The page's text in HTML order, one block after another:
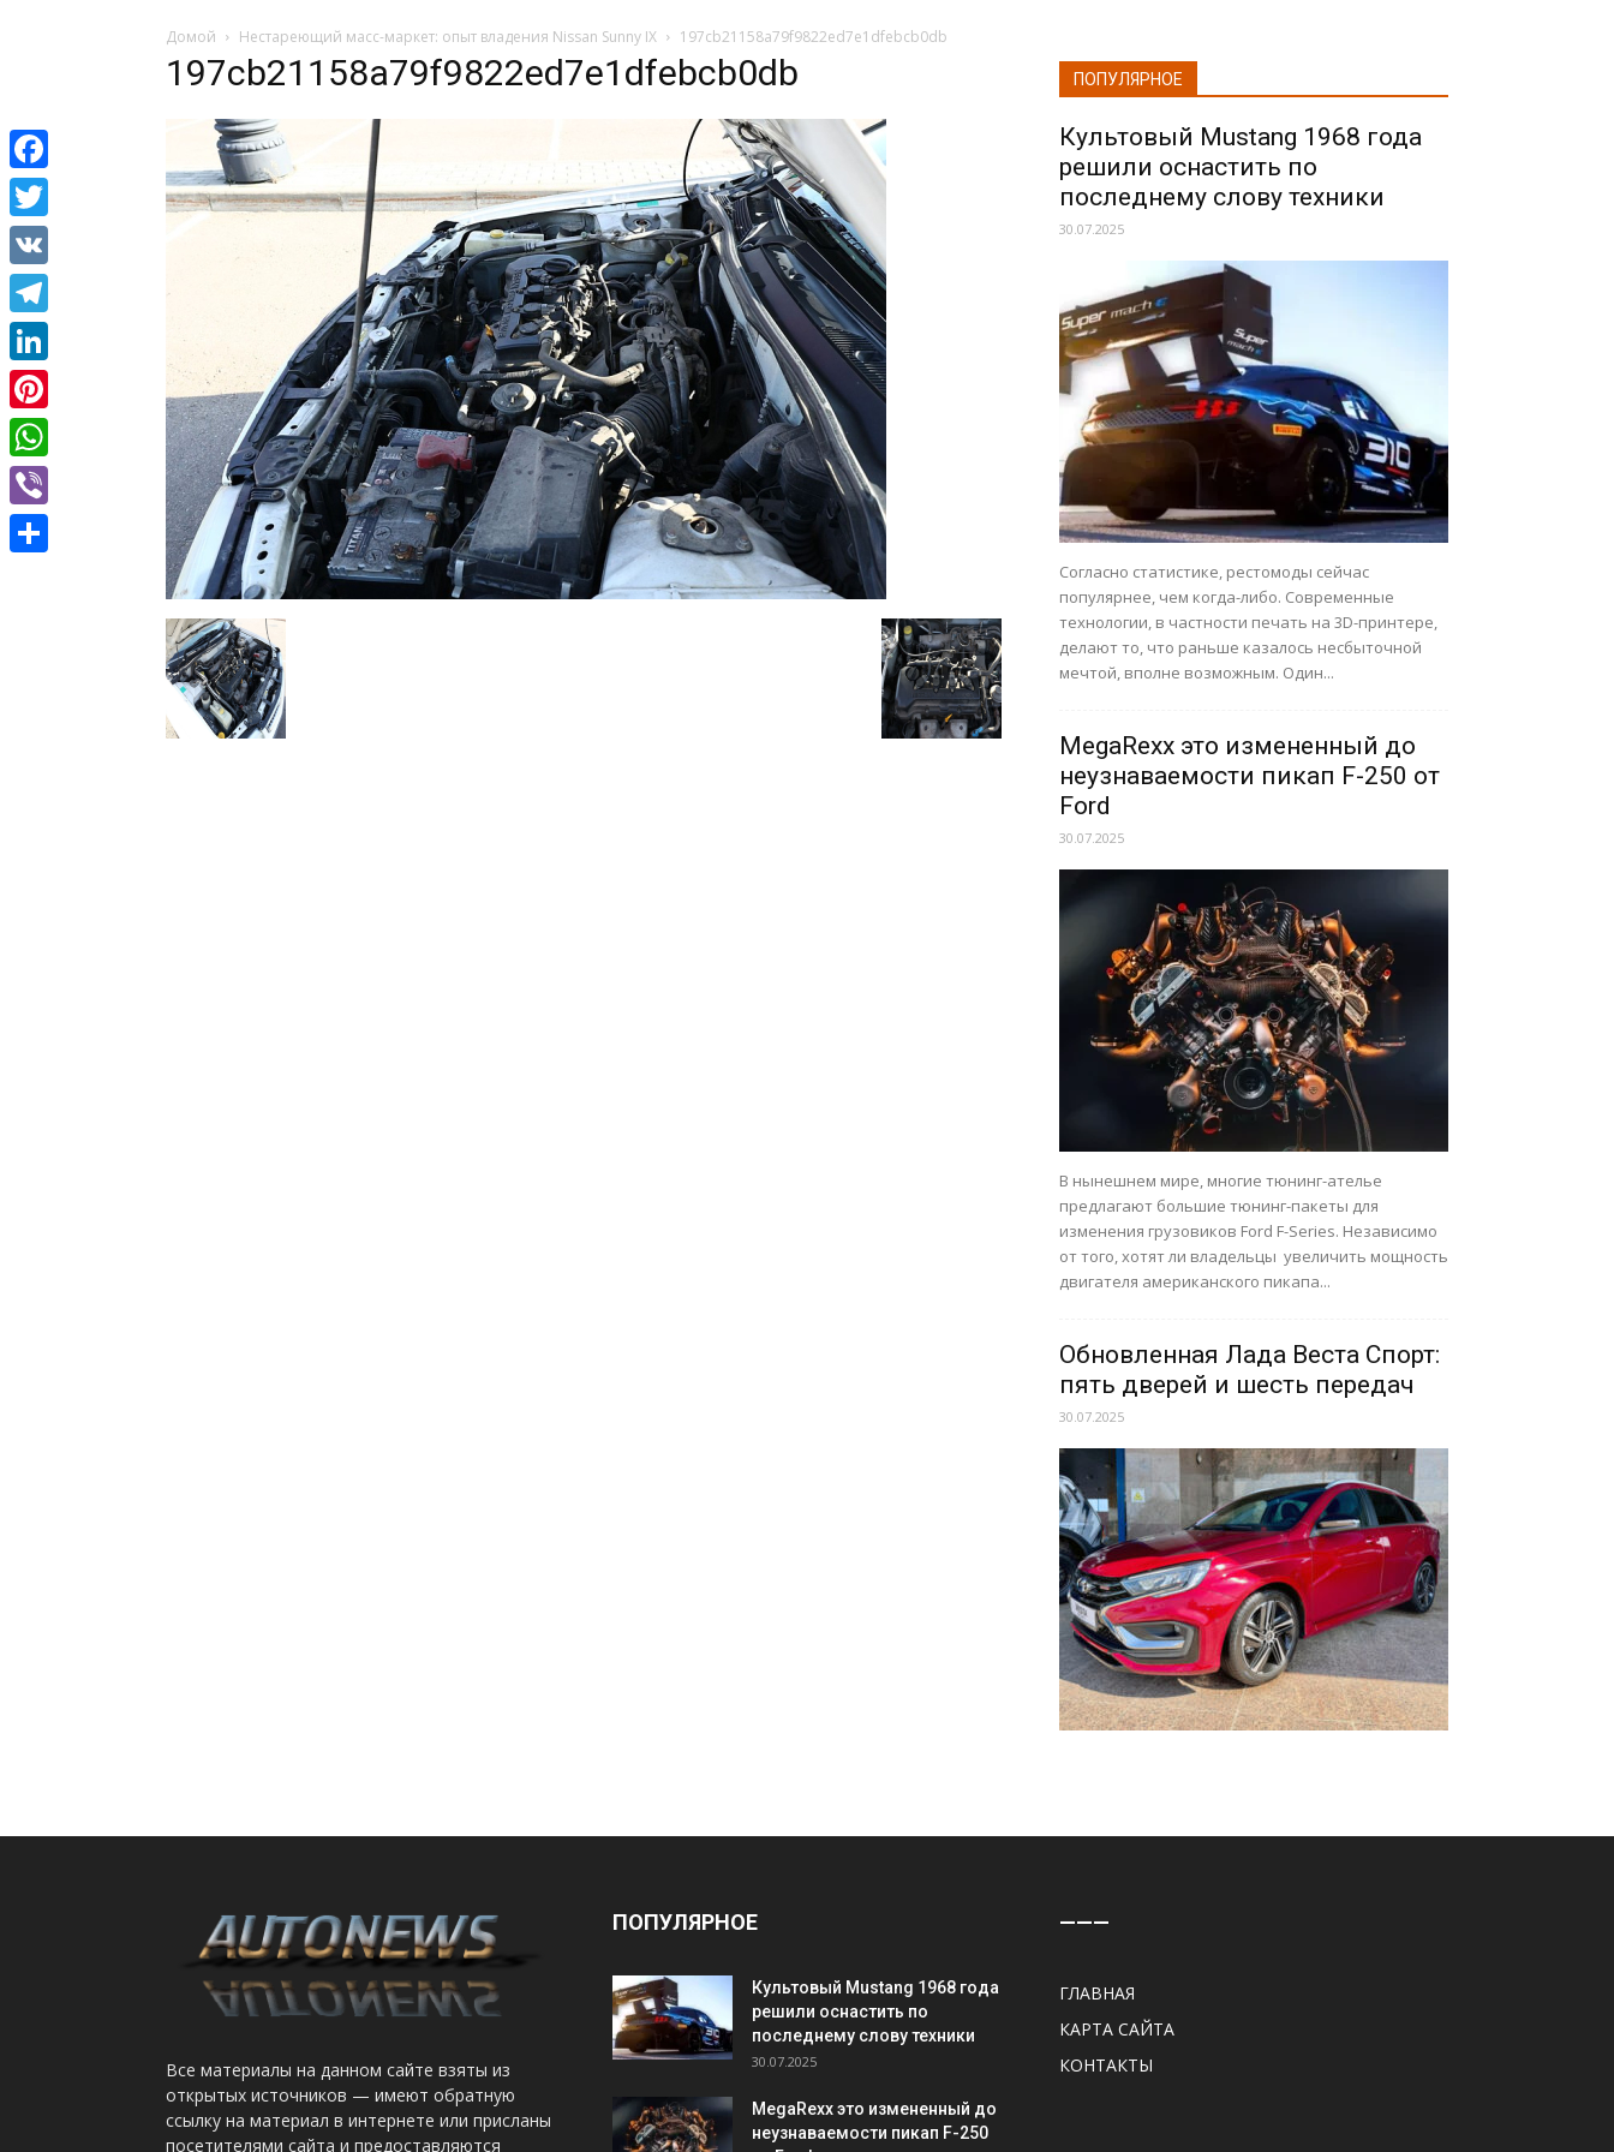
Домой Нестареющий масс-маркет: опыт владения Nissan Sunny IX 197cb21158a79f9822ed7e1dfebcb0db
197cb21158a79f9822ed7e1dfebcb0db ПОПУЛЯРНОЕ
Культовый Mustang 1968 года
решили оснастить по
последнему слову техники
30.07.2025
Согласно статистике, рестомоды сейчас
популярнее, чем когда-либо. Современные
технологии, в частности печать на 3D-принтере,
делают то, что раньше казалось несбыточной
мечтой, вполне возможным. Один...
MegaRexx это измененный до
неузнаваемости пикап F-250 от
Ford
30.07.2025
В нынешнем мире, многие тюнинг-ателье
предлагают большие тюнинг-пакеты для
изменения грузовиков Ford F-Series. Независимо
от того, хотят ли владельцы увеличить мощность
двигателя американского пикапа...
Обновленная Лада Веста Спорт:
пять дверей и шесть передач
30.07.2025
Все материалы на данном сайте взяты из
открытых источников — имеют обратную
ссылку на материал в интернете или присланы
посетителями сайта и предоставляются
ПОПУЛЯРНОЕ
Культовый Mustang 1968 года
решили оснастить по
последнему слову техники
30.07.2025
MegaRexx это измененный до
неузнаваемости пикап F-250
———
ГЛАВНАЯ
КАРТА САЙТА
КОНТАКТЫ
Facebook
Twitter
VK
Telegram
LinkedIn
Pinterest
WhatsApp
Viber